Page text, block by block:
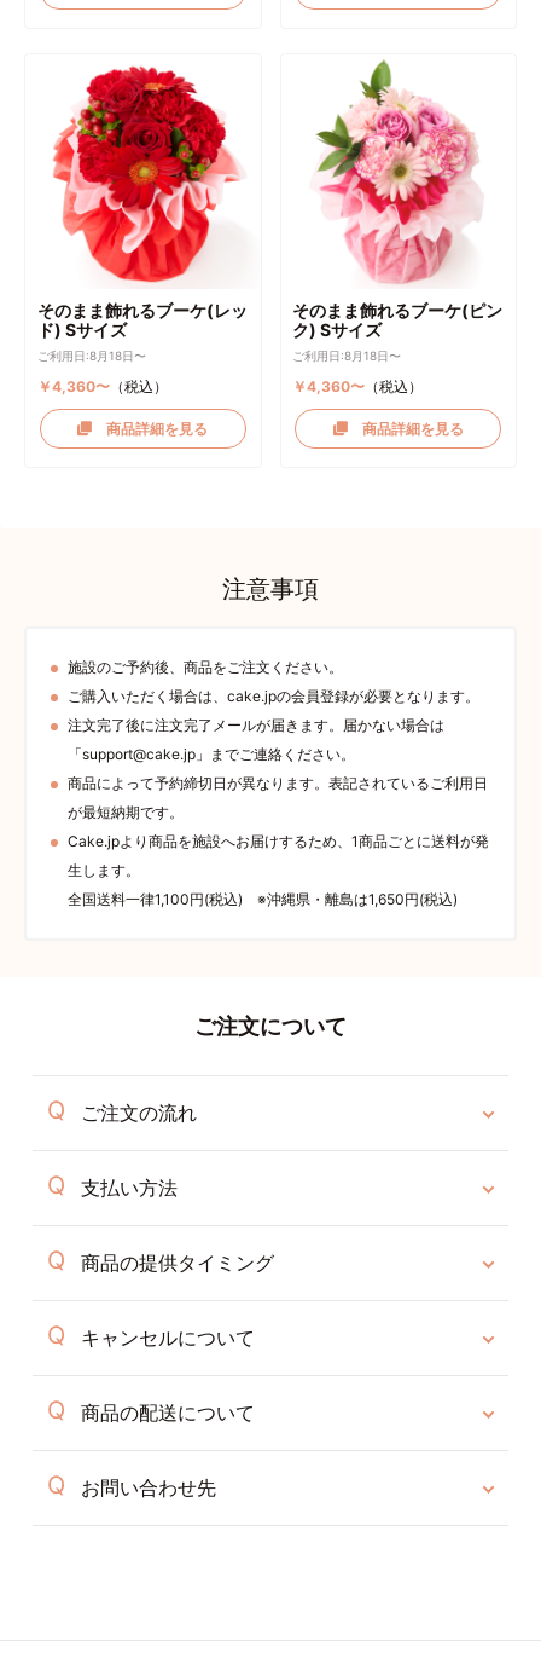
そのまま飾れるブーケ(レッ
ド) Sサイズ
ご利用日:8月18日〜
￥4,360〜（税込）
商品詳細を見る
そのまま飾れるブーケ(ピン
ク) Sサイズ
ご利用日:8月18日〜
￥4,360〜 （税込）
商品詳細を見る
注意事項
施設のご予約後、商品をご注文ください。
ご購入いただく場合は、cake.jpの会員登録が必要となります。
注文完了後に注文完了メールが届きます。届かない場合は
「support@cake.jp」までご連絡ください。
商品によって予約締切日が異なります。表記されているご利用日
が最短納期です。
Cake.jpより商品を施設へお届けするため、1商品ごとに送料が発
生します。
全国送料一律1,100円(税込) ※沖縄県・離島は1,650円(税込)
ご注文について
ご注文の流れ
支払い方法
商品の提供タイミング
キャンセルについて
商品の配送について
お問い合わせ先